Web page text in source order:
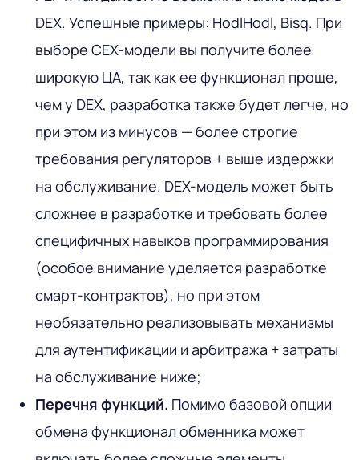
DEX. Успешные примеры: HodlHodl, Bisq. При
выборе CEX-модели вы получите более
широкую ЦА, так как ее функционал проще,
чем у DEX, разработка также будет легче, но
при этом из минусов — более строгие
требования регуляторов + выше издержки
на обслуживание. DEX-модель может быть
сложнее в разработке и требовать более
специфичных навыков программирования
(особое внимание уделяется разработке
смарт-контрактов), но при этом
необязательно реализовывать механизмы
для аутентификации и арбитража + затраты
на обслуживание ниже;
Перечня функций. Помимо базовой опции
обмена функционал обменника может